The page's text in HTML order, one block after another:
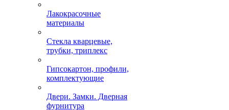
Лакокрасочные
материалы
Стекла кварцевые,
трубки, триплекс
Гипсокартон, профили,
комплектующие
Двери. Замки. Дверная
фурнитура